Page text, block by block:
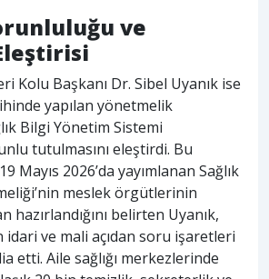
ve
Kolu Başkanı Dr. Sibel Uyanık ise
yapılan yönetmelik
Bilgi Yönetim Sistemi
tutulmasını eleştirdi. Bu
Mayıs 2026’da yayımlanan Sağlık
meslek örgütlerinin
hazırlandığını belirten Uyanık,
ve mali açıdan soru işaretleri
etti. Aile sağlığı merkezlerinde